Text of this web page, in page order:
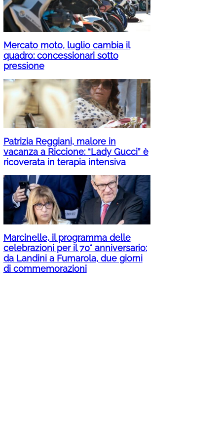
Mercato moto, luglio cambia il
quadro: concessionari sotto
pressione
Patrizia Reggiani, malore in
vacanza a Riccione: “Lady Gucci” è
ricoverata in terapia intensiva
Marcinelle, il programma delle
celebrazioni per il 70° anniversario:
da Landini a Fumarola, due giorni
di commemorazioni